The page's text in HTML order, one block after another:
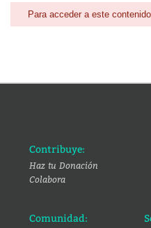
Para acceder a este
Contribuye:
Haz tu Donación
Colabora
Comunidad: